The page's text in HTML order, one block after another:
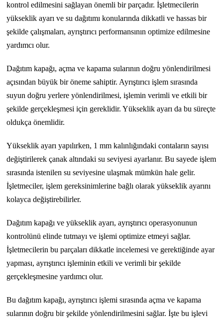
kontrol edilmesini sağlayan önemli bir parçadır. İşletmecilerin
yükseklik ayarı ve su dağıtımı konularında dikkatli ve hassas bir
şekilde çalışmaları, ayrıştırıcı performansının optimize edilmesine
yardımcı olur.
Dağıtım kapağı, açma ve kapama sularının doğru yönlendirilmesi
açısından büyük bir öneme sahiptir. Ayrıştırıcı işlem sırasında
suyun doğru yerlere yönlendirilmesi, işlemin verimli ve etkili bir
şekilde gerçekleşmesi için gereklidir. Yükseklik ayarı da bu süreçte
oldukça önemlidir.
Yükseklik ayarı yapılırken, 1 mm kalınlığındaki contaların sayısı
değiştirilerek çanak altındaki su seviyesi ayarlanır. Bu sayede işlem
sırasında istenilen su seviyesine ulaşmak mümkün hale gelir.
İşletmeciler, işlem gereksinimlerine bağlı olarak yükseklik ayarını
kolayca değiştirebilirler.
Dağıtım kapağı ve yükseklik ayarı, ayrıştırıcı operasyonunun
kontrolünü elinde tutmayı ve işlemi optimize etmeyi sağlar.
İşletmecilerin bu parçaları dikkatle incelemesi ve gerektiğinde ayar
yapması, ayrıştırıcı işleminin etkili ve verimli bir şekilde
gerçekleşmesine yardımcı olur.
Bu dağıtım kapağı, ayrıştırıcı işlemi sırasında açma ve kapama
sularının doğru bir şekilde yönlendirilmesini sağlar. İşte bu işlevi